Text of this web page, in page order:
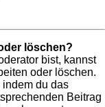
löschen?
bist, kannst
oder löschen.
du das
Beitrag